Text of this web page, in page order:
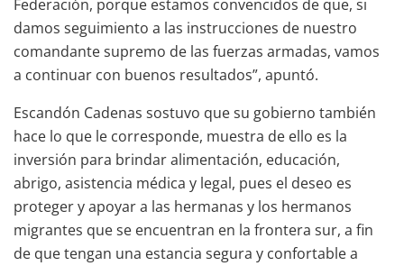
Federación, porque estamos convencidos de que, si
damos seguimiento a las instrucciones de nuestro
comandante supremo de las fuerzas armadas, vamos
a continuar con buenos resultados”, apuntó.
Escandón Cadenas sostuvo que su gobierno también
hace lo que le corresponde, muestra de ello es la
inversión para brindar alimentación, educación,
abrigo, asistencia médica y legal, pues el deseo es
proteger y apoyar a las hermanas y los hermanos
migrantes que se encuentran en la frontera sur, a fin
de que tengan una estancia segura y confortable a